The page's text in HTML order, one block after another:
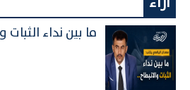
ما بين نداء الثبات